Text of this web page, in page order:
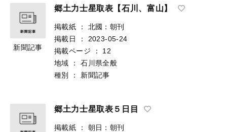
新聞記事
郷土力士星取表【石川、富山】
掲載紙 ：
北國：朝刊
掲載日
：
2023-05-24
掲載ページ
：
12
地域
：
石川県全般
種別
： 新聞記事
郷土力士星取表５日目
掲載紙 ：
朝日：朝刊